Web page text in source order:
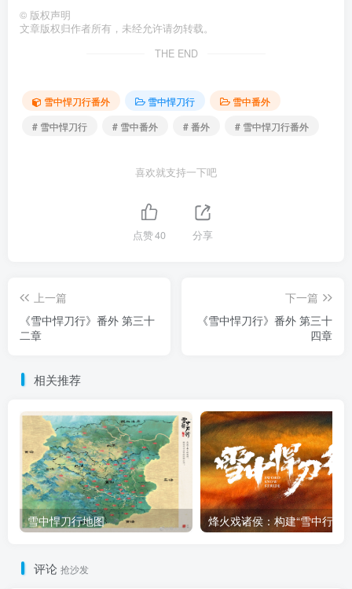
© 版权声明
文章版权归作者所有，未经允许请勿转载。
THE END
雪中悍刀行番外 雪中悍刀行
雪中番外
# 雪中悍刀行
# 雪中番外 # 番外 # 雪中悍刀行番外
喜欢就支持一下吧
点赞40 分享
上一篇
《雪中悍刀行》番外 第三十
二章
下一篇
《雪中悍刀行》番外 第三十
四章
相关推荐
雪中悍刀行地图
评论 抢沙发